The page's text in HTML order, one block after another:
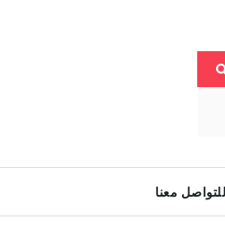
للتواصل معنا